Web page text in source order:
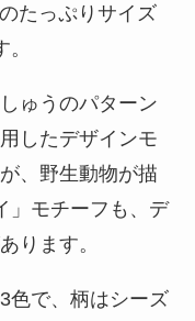
たっぷりサイズ
ゅうのパターン
したデザインモ
、野生動物が描
」モチーフも、デ
ります。
色で、柄はシーズ